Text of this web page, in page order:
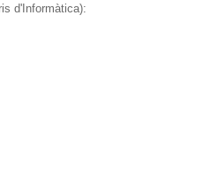
d'Informàtica):